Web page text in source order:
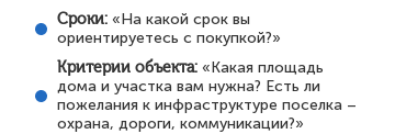
Сроки: «На какой срок вы
ориентируетесь с покупкой?»
Критерии объекта: «Какая площадь
дома и участка вам нужна? Есть ли
пожелания к инфраструктуре поселка –
охрана, дороги, коммуникации?»